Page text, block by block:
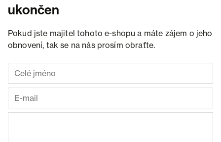
ukončen
Pokud jste majitel tohoto e-shopu a máte zájem o jeho
obnovení, tak se na nás prosím obraťte.